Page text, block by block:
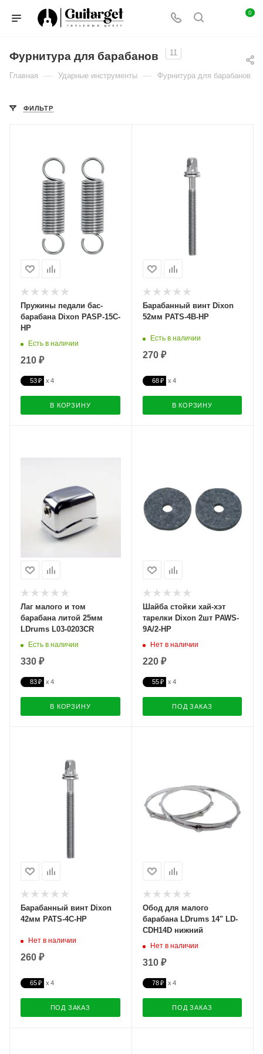
0
Фурнитура для барабанов 11
Главная — Ударные инструменты — Фурнитура для барабанов
ФИЛЬТР
Пружины педали бас-
барабана Dixon PASP-15C-
HP
Есть в наличии
210 ₽
53 ₽
В КОРЗИНУ
Барабанный винт Dixon
52мм PATS-4B-HP
Есть в наличии
270 ₽
68 ₽
В КОРЗИНУ
Лаг малого и том
барабана литой 25мм
LDrums L03-0203CR
Есть в наличии
330 ₽
83 ₽
В КОРЗИНУ
Шайба стойки хай-хэт
тарелки Dixon 2шт PAWS-
9A/2-HP
Нет в наличии
220 ₽
55 ₽
ПОД ЗАКАЗ
Барабанный винт Dixon
42мм PATS-4C-HP
Нет в наличии
260 ₽
65 ₽
ПОД ЗАКАЗ
Обод для малого
барабана LDrums 14" LD-
CDH14D нижний
Нет в наличии
310 ₽
78 ₽
ПОД ЗАКАЗ